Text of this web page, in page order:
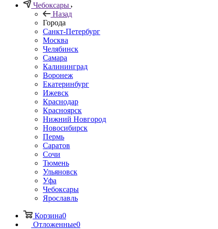
Чебоксары
Назад
Города
Санкт-Петербург
Москва
Челябинск
Самара
Калининград
Воронеж
Екатеринбург
Ижевск
Краснодар
Красноярск
Нижний Новгород
Новосибирск
Пермь
Саратов
Сочи
Тюмень
Ульяновск
Уфа
Чебоксары
Ярославль
Корзина0
Отложенные0